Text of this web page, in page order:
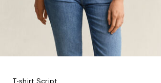
T-shirt Script